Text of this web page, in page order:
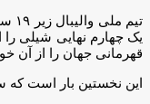
قهرمانی جهان را از آن
این نخستین بار است که